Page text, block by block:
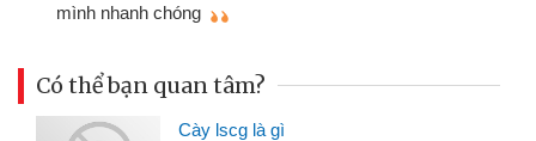
mình nhanh chóng
Có thể bạn quan tâm?
Cày lscg là gì